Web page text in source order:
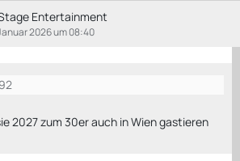
Entertainment
2026 um 08:40
2027 zum 30er auch in Wien gastieren